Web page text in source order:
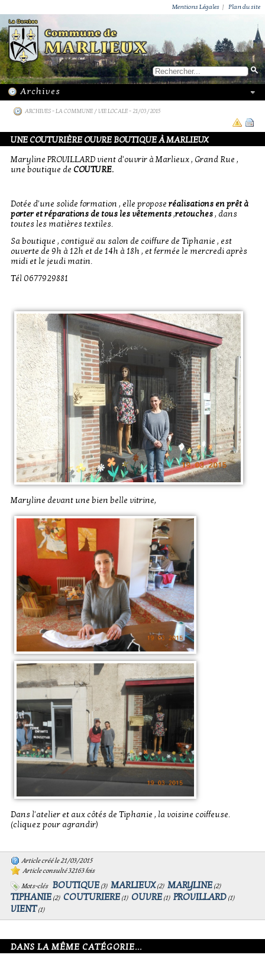
Mentions Légales | Plan du site
ARCHIVES-LA COMMUNE / VIE LOCALE- 21/03/2015
UNE COUTURIÈRE OUVRE BOUTIQUE À MARLIEUX
Maryline PROVILLARD vient d'ouvrir à Marlieux , Grand Rue ,
une boutique de COUTURE.
Dotée d'une solide formation , elle propose réalisations en prêt à
porter et réparations de tous les vêtements,retouches, dans
toutes les matières textiles.
Sa boutique , contiguë au salon de coiffure de Tiphanie , est
ouverte de 9h à 12h et de 14h à 18h , et fermée le mercredi après
midi et le jeudi matin.
Tél 0677929881
Maryline devant une bien belle vitrine,
Dans l'atelier et aux côtés de Tiphanie , la voisine coiffeuse.
(cliquez pour agrandir)
Article créé le 21/03/2015
Article consulté 32163 fois
Mots-clés
BOUTIQUE (3) MARLIEUX(2) MARYLINE (2)
TIPHANIE (2) COUTURIERE (1) OUVRE (1) PROVILLARD (1)
VIENT(1)
DANS LA MÊME CATÉGORIE...